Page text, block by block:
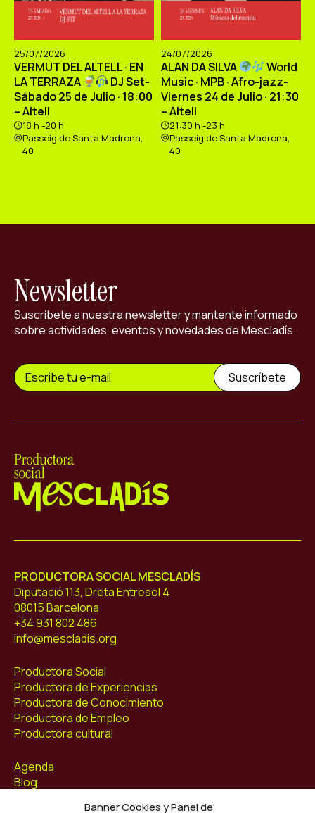
Banner Cookies y Panel de
25/07/2026
VERMUT DEL ALTELL · EN
LA TERRAZA
DJ Set-
Sábado 25 de Julio · 18:00
– Altell
18 h -20 h
Passeig de Santa Madrona,
40
24/07/2026
ALAN DA SILVA
World
Music · MPB · Afro-jazz-
Viernes 24 de Julio · 21:30
– Altell
21:30 h -23 h
Passeig de Santa Madrona,
40
Newsletter
Suscríbete a nuestra newsletter y mantente informado
sobre actividades, eventos y novedades de Mescladís.
PRODUCTORA SOCIAL MESCLADÍS
Diputació 113, Dreta Entresol 4
08015 Barcelona
+34 931 802 486
info@mescladis.org
Productora Social
Productora de Experiencias
Productora de Conocimiento
Productora de Empleo
Productora cultural
Agenda
Blog